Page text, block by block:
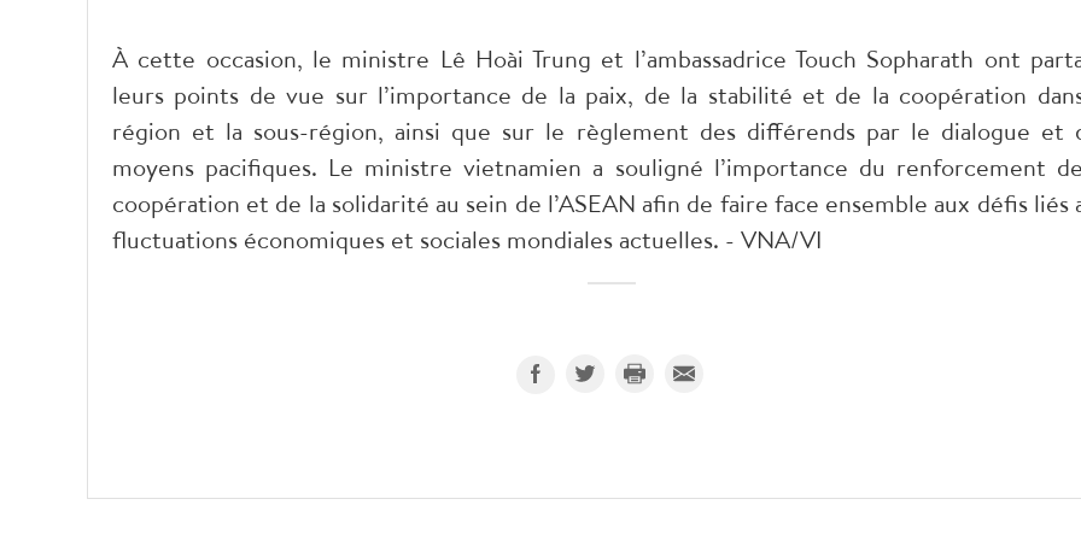
À cette occasion, le ministre Lê Hoài Trung et l’ambassadrice Touch Sopharath ont
leurs points de vue sur l’importance de la paix, de la stabilité et de la coopération
région et la sous-région, ainsi que sur le règlement des différends par le dialogue et
moyens pacifiques. Le ministre vietnamien a souligné l’importance du renforcement
coopération et de la solidarité au sein de l’ASEAN afin de faire face ensemble aux défis liés
fluctuations économiques et sociales mondiales actuelles. - VNA/VI